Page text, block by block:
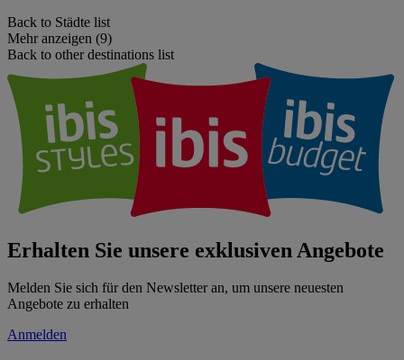
Back to Städte list
Mehr anzeigen (9)
Back to other destinations list
Erhalten Sie unsere exklusiven Angebote
Melden Sie sich für den Newsletter an, um unsere neuesten
Angebote zu erhalten
Anmelden